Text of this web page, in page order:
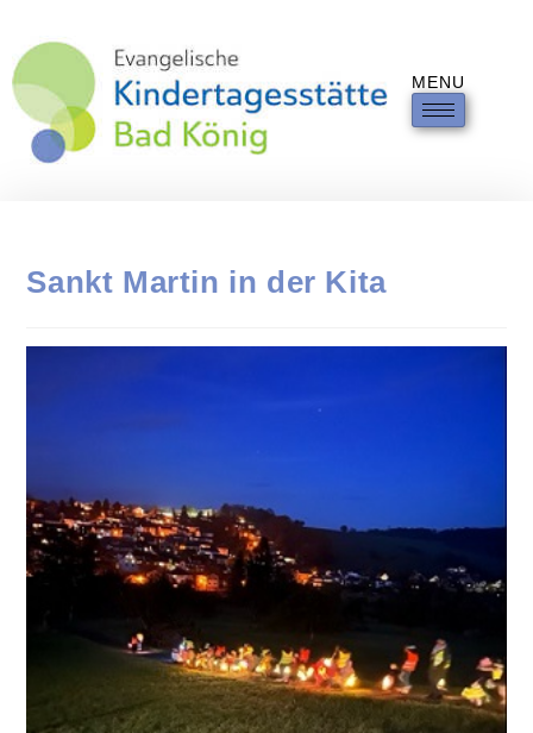
MENU
Sankt Martin in der Kita